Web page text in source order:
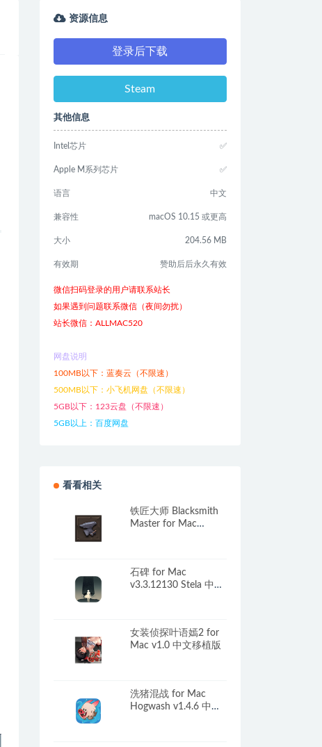
资源信息
登录后下载
Steam
其他信息
Intel芯片 ✅
Apple M系列芯片 ✅
语言 中文
兼容性 macOS 10.15 或更高
大小 204.56 MB
有效期 赞助后后永久有效
微信扫码登录的用户请联系站长
如果遇到问题联系微信（夜间勿扰）
站长微信：ALLMAC520
网盘说明
100MB以下：蓝奏云（不限速）
500MB以下：小飞机网盘（不限速）
5GB以下：123云盘（不限速）
5GB以上：百度网盘
看看相关
铁匠大师 Blacksmith
Master for Mac
石碑 for Mac
v3.3.12130 Stela 中文
女装侦探叶语嫣2 for
Mac v1.0 中文移植版
洗猪混战 for Mac
Hogwash v1.4.6 中文